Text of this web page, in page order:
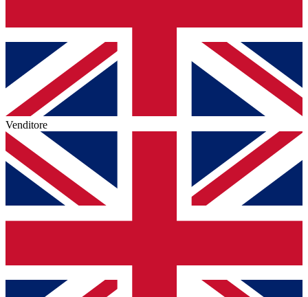
Venditore